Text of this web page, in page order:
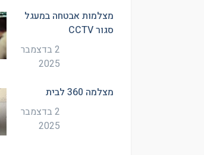
מצלמות אבטחה במעגל
סגור CCTV
2 בדצמבר
2025
מצלמה 360 לבית
2 בדצמבר
2025